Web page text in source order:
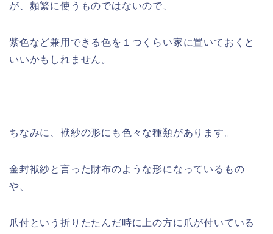
が、頻繁に使うものではないので、
紫色など兼用できる色を１つくらい家に置いておくと
いいかもしれません。
ちなみに、袱紗の形にも色々な種類があります。
金封袱紗と言った財布のような形になっているもの
や、
爪付という折りたたんだ時に上の方に爪が付いている